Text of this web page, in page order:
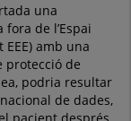
una
de l’Espai
EEE) amb una
protecció de
podria resultar
de dades,
pacient després